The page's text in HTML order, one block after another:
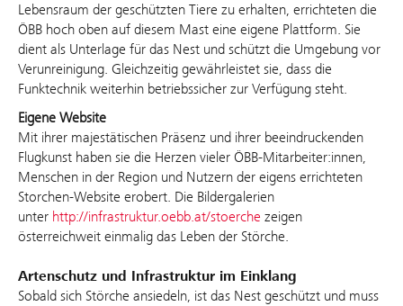
Lebensraum der geschützten Tiere zu erhalten, errichteten die
ÖBB hoch oben auf diesem Mast eine eigene Plattform. Sie
dient als Unterlage für das Nest und schützt die Umgebung vor
Verunreinigung. Gleichzeitig gewährleistet sie, dass die
Funktechnik weiterhin betriebssicher zur Verfügung steht.
Eigene Website
Mit ihrer majestätischen Präsenz und ihrer beeindruckenden
Flugkunst haben sie die Herzen vieler ÖBB-Mitarbeiter:innen,
Menschen in der Region und Nutzern der eigens errichteten
Storchen-Website erobert. Die Bildergalerien
unter http://infrastruktur.oebb.at/stoerche zeigen
österreichweit einmalig das Leben der Störche.
Artenschutz und Infrastruktur im Einklang
Sobald sich Störche ansiedeln, ist das Nest geschützt und muss